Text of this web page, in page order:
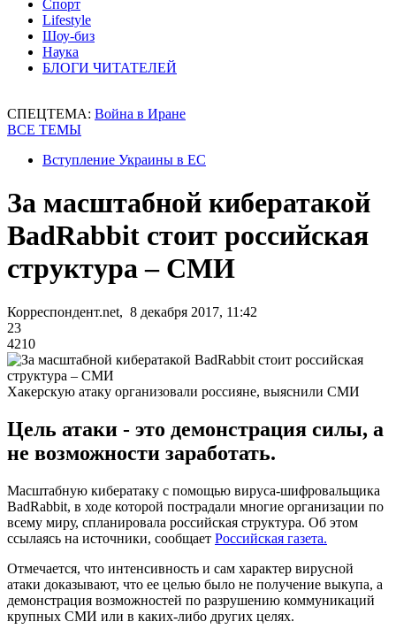
Спорт
Lifestyle
Шоу-биз
Наука
БЛОГИ ЧИТАТЕЛЕЙ
СПЕЦТЕМА: Война в Иране
ВСЕ ТЕМЫ
Вступление Украины в ЕС
За масштабной кибератакой
BadRabbit стоит российская
структура – СМИ
Корреспондент.net, 8 декабря 2017, 11:42
23
4210
Хакерскую атаку организовали россияне, выяснили СМИ
Цель атаки - это демонстрация силы, а
не возможности заработать.
Масштабную кибератаку с помощью вируса-шифровальщика
BadRabbit, в ходе которой пострадали многие организации по
всему миру, спланировала российская структура. Об этом
ссылаясь на источники, сообщает Российская газета.
Отмечается, что интенсивность и сам характер вирусной
атаки доказывают, что ее целью было не получение выкупа, а
демонстрация возможностей по разрушению коммуникаций
крупных СМИ или в каких-либо других целях.